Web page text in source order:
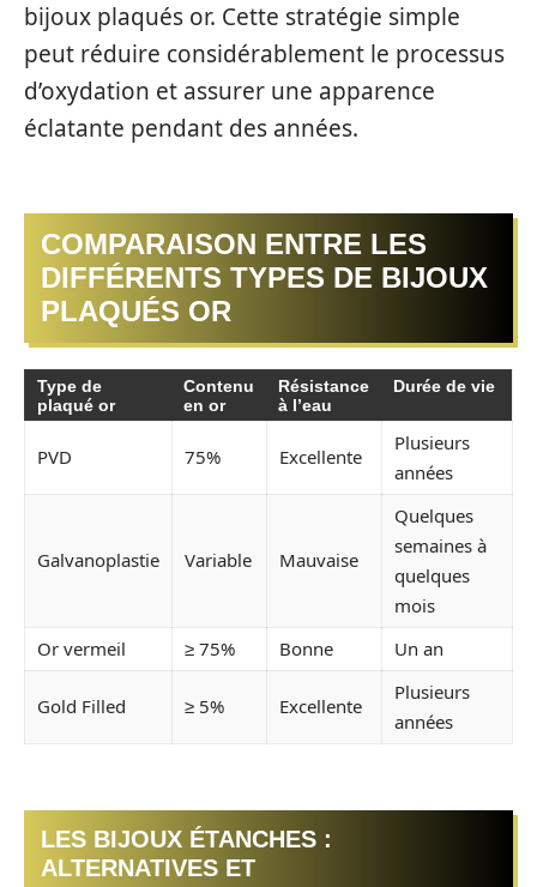
bijoux plaqués or. Cette stratégie simple
peut réduire considérablement le processus
d’oxydation et assurer une apparence
éclatante pendant des années.
COMPARAISON ENTRE LES
DIFFÉRENTS TYPES DE BIJOUX
PLAQUÉS OR
Type de
plaqué or
Contenu
en or
Résistance
à l’eau
Durée de vie
PVD 75% Excellente
Plusieurs
années
Galvanoplastie Variable Mauvaise
Quelques
semaines à
quelques
mois
Or vermeil
≥ 75% Bonne Un an
Gold Filled ≥ 5% Excellente
Plusieurs
années
LES BIJOUX ÉTANCHES :
ALTERNATIVES ET